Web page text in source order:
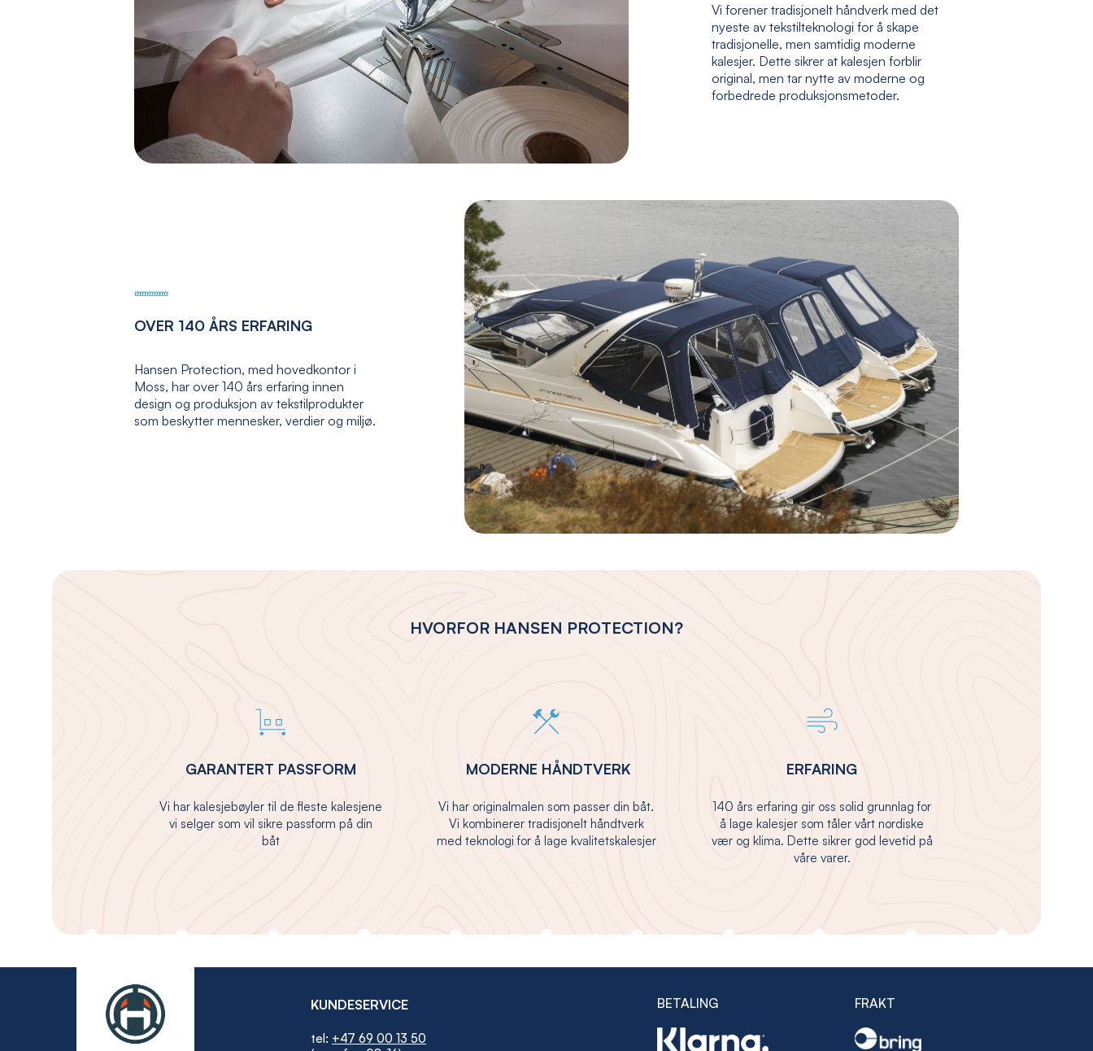
Vi forener tradisjonelt håndverk med det
nyeste av tekstilteknologi for å skape
tradisjonelle, men samtidig moderne
kalesjer. Dette sikrer at kalesjen forblir
original, men tar nytte av moderne og
forbedrede produksjonsmetoder.
OVER 140 ÅRS ERFARING
Hansen Protection, med hovedkontor i
Moss, har over 140 års erfaring innen
design og produksjon av tekstilprodukter
som beskytter mennesker, verdier og miljø.
HVORFOR HANSEN PROTECTION?
GARANTERT PASSFORM
Vi har kalesjebøyler til de fleste kalesjene
vi selger som vil sikre passform på din
båt
MODERNE HÅNDTVERK
Vi har originalmalen som passer din båt.
Vi kombinerer tradisjonelt håndtverk
med teknologi for å lage kvalitetskalesjer
ERFARING
140 års erfaring gir oss solid grunnlag for
å lage kalesjer som tåler vårt nordiske
vær og klima. Dette sikrer god levetid på
våre varer.
KUNDESERVICE
tel: +47 69 00 13 50
BETALING FRAKT